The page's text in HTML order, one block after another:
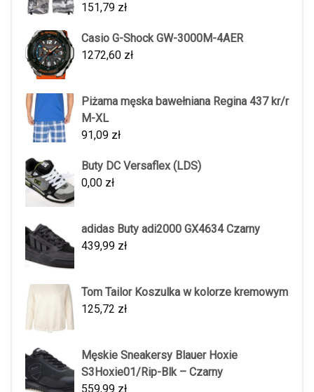
151,79 zł
Casio G-Shock GW-3000M-4AER
1272,60 zł
Piżama męska bawełniana Regina 437 kr/r
M-XL
91,09 zł
Buty DC Versaflex (LDS)
0,00 zł
adidas Buty adi2000 GX4634 Czarny
439,99 zł
Tom Tailor Koszulka w kolorze kremowym
125,72 zł
Męskie Sneakersy Blauer Hoxie
S3Hoxie01/Rip-Blk – Czarny
559,99 zł